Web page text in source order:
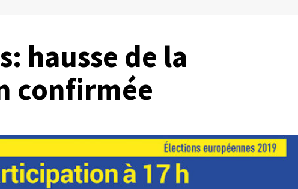
hausse de la
confirmée